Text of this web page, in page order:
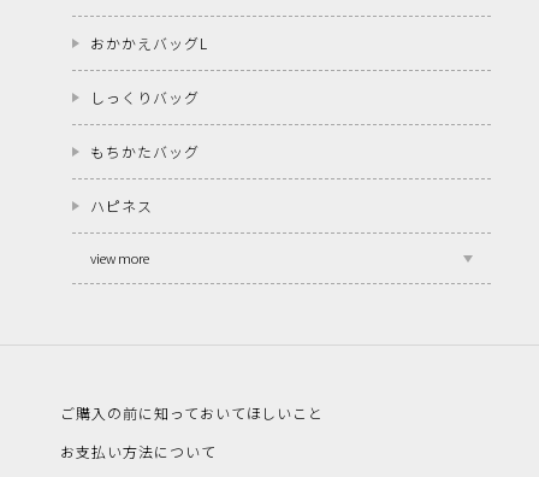
おかかえバッグL
しっくりバッグ
もちかたバッグ
ハピネス
view more
ご購入の前に知っておいてほしいこと
お支払い方法について